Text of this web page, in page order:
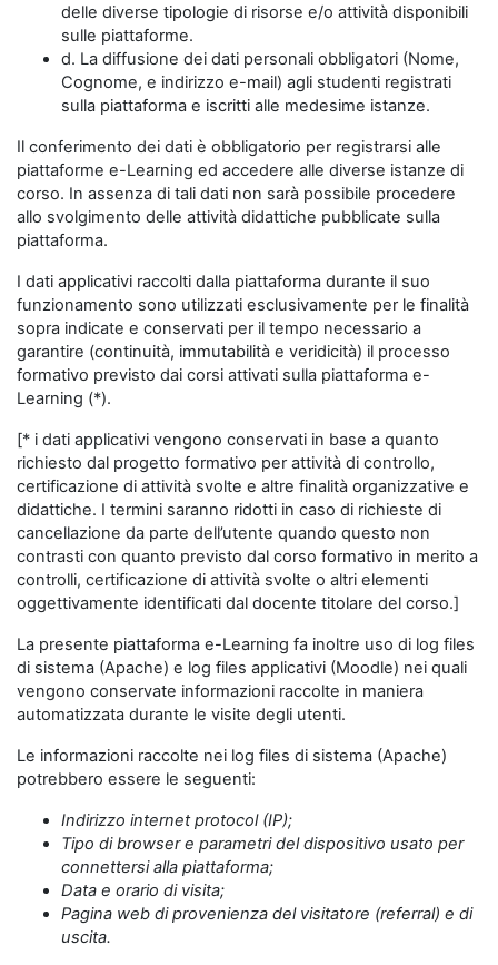
delle diverse tipologie di risorse e/o attività disponibili
sulle piattaforme.
d. La diffusione dei dati personali obbligatori (Nome,
Cognome, e indirizzo e-mail) agli studenti registrati
sulla piattaforma e iscritti alle medesime istanze.
Il conferimento dei dati è obbligatorio per registrarsi alle
piattaforme e-Learning ed accedere alle diverse istanze di
corso. In assenza di tali dati non sarà possibile procedere
allo svolgimento delle attività didattiche pubblicate sulla
piattaforma.
I dati applicativi raccolti dalla piattaforma durante il suo
funzionamento sono utilizzati esclusivamente per le finalità
sopra indicate e conservati per il tempo necessario a
garantire (continuità, immutabilità e veridicità) il processo
formativo previsto dai corsi attivati sulla piattaforma e-
Learning (*).
[* i dati applicativi vengono conservati in base a quanto
richiesto dal progetto formativo per attività di controllo,
certificazione di attività svolte e altre finalità organizzative e
didattiche. I termini saranno ridotti in caso di richieste di
cancellazione da parte dell’utente quando questo non
contrasti con quanto previsto dal corso formativo in merito a
controlli, certificazione di attività svolte o altri elementi
oggettivamente identificati dal docente titolare del corso.]
La presente piattaforma e-Learning fa inoltre uso di log files
di sistema (Apache) e log files applicativi (Moodle) nei quali
vengono conservate informazioni raccolte in maniera
automatizzata durante le visite degli utenti.
Le informazioni raccolte nei log files di sistema (Apache)
potrebbero essere le seguenti:
Indirizzo internet protocol (IP);
Tipo di browser e parametri del dispositivo usato per
connettersi alla piattaforma;
Data e orario di visita;
Pagina web di provenienza del visitatore (referral) e di
uscita.